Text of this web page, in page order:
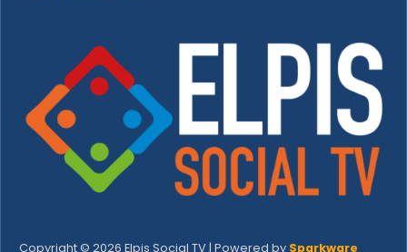
Copyright © 2026 Elpis Social TV | Powered by Sparkware